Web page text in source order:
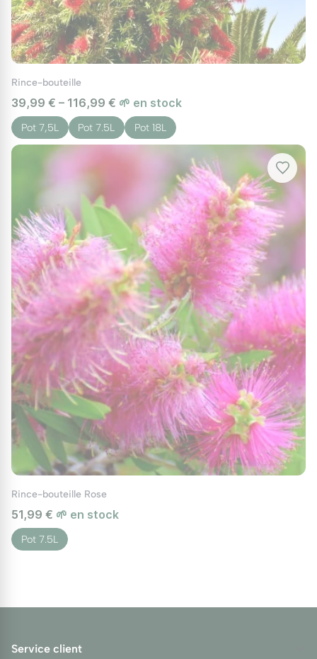
Rince-bouteille
39,99 € – 116,99 € 🌱 en stock
Pot 7,5L Pot 7.5L Pot 18L
Rince-bouteille Rose
51,99 € 🌱 en stock
Pot 7.5L
Service client